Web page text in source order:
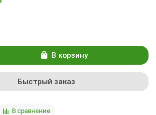
В корзину
Быстрый заказ
В сравнение